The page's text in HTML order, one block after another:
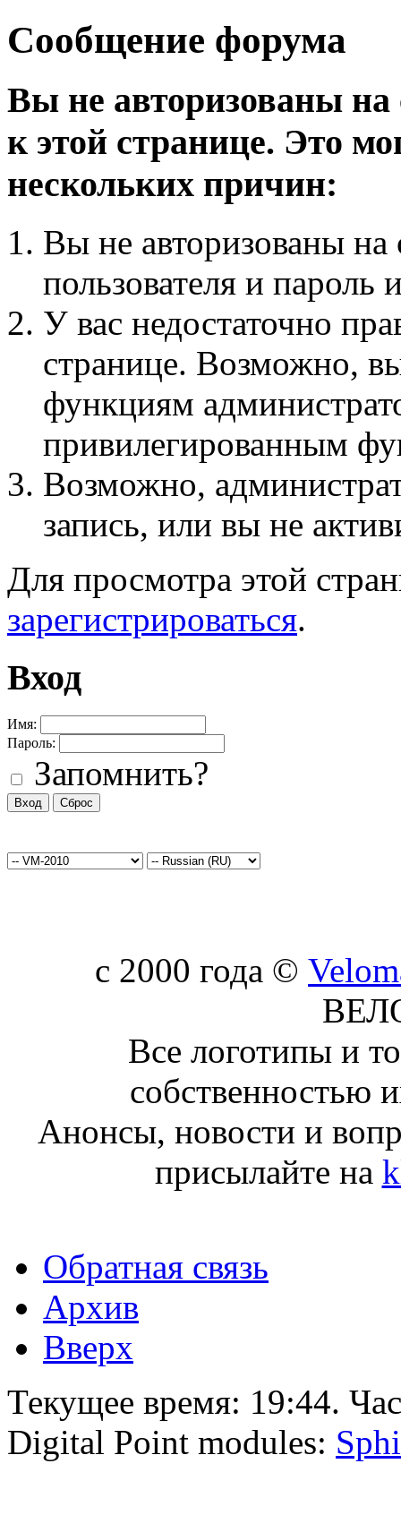
Сообщение форума
Вы не авторизованы на
к этой странице. Это
нескольких причин:
Вы не авторизованы на
пользователя и пароль
У вас недостаточно
странице. Возможно,
функциям
привилегированным
Возможно,
запись, или вы не
Для просмотра этой
зарегистрироваться.
Вход
Имя:
Пароль:
Запомнить?
c 2000 года ©
Все логотипы и
собственностью
Анонсы, новости и
присылайте на
Обратная связь
Архив
Вверх
Текущее время: 19:44.
Digital Point modules: